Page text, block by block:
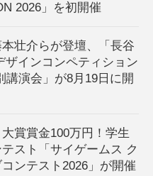
2026」を初開催
壮介らが登壇、「長谷
ザインコンペティション
講演会」が8月19日に開
大賞賞金100万円！学生
スト「サイゲームス ク
ンテスト2026」が開催